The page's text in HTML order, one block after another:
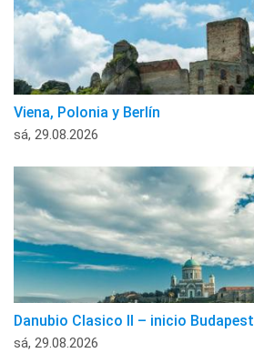
Viena, Polonia y Berlín
sá, 29.08.2026
Danubio Clasico II – inicio Budapest
sá, 29.08.2026